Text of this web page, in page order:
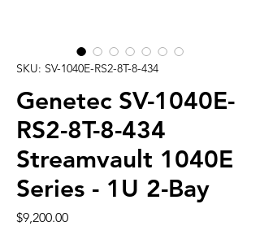
SKU: SV-1040E-RS2-8T-8-434
Genetec SV-1040E-
RS2-8T-8-434
Streamvault 1040E
Series - 1U 2-Bay
$9,200.00Precio